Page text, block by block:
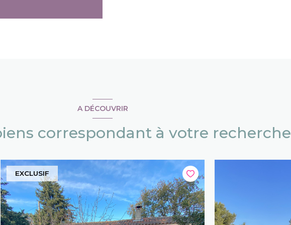
A DÉCOUVRIR
correspondant à votre recherche
EXCLUSIF